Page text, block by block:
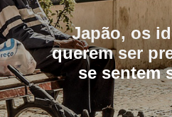
Japão, os
querem ser
se sentem